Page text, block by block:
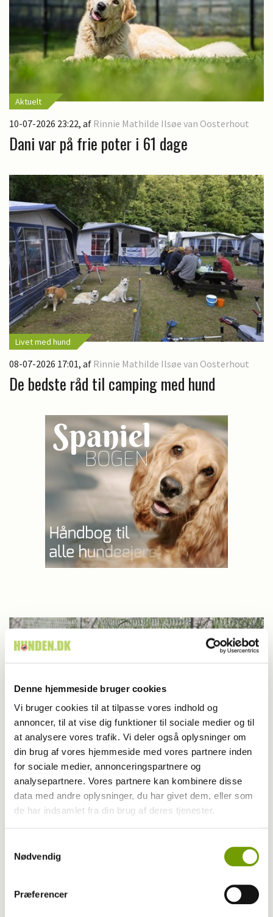
Denne hjemmeside bruger cookies
Vi bruger cookies til at tilpasse vores indhold og
annoncer, til at vise dig funktioner til sociale medier og til
at analysere vores trafik. Vi deler også oplysninger om
din brug af vores hjemmeside med vores partnere inden
for sociale medier, annonceringspartnere og
analysepartnere. Vores partnere kan kombinere disse
data med andre oplysninger, du har givet dem, eller som
de har indsamlet fra din brug af deres tjenester.
Nødvendig
Præferencer
Aktuelt
10-07-2026 23:22, af Rinnie Mathilde Ilsøe van Oosterhout
Dani var på frie poter i 61 dage
Livet med hund
08-07-2026 17:01, af Rinnie Mathilde Ilsøe van Oosterhout
De bedste råd til camping med hund
Dyrlæge/sundhed
05-07-2026 13:45, afRinnie Mathilde Ilsøe van Oosterhout